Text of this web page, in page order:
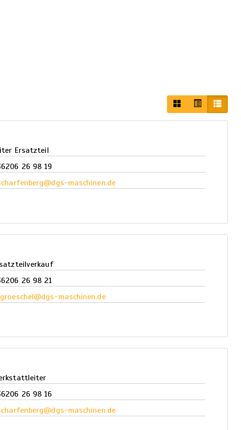
Ersatzteil
26 98 19
maschinen.de
26 98 21
maschinen.de
26 98 16
maschinen.de